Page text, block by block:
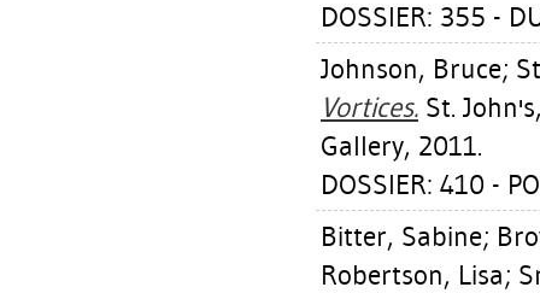
DOSSIER: 355 -
Johnson, Bruce;
Vortices. St.
Gallery, 2011.
DOSSIER: 410 -
Bitter, Sabine;
Robertson, Lisa;